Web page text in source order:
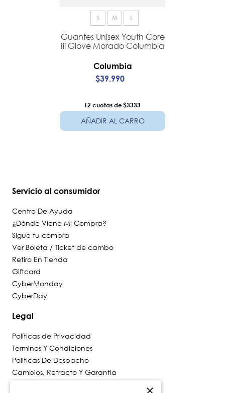
S M L
Guantes Unisex Youth Core
Iii Glove Morado Columbia
Columbia
$39.990
12 $3333
AÑADIR AL CARRO
Servicio al consumidor
Centro De Ayuda
¿Dónde Viene Mi Compra?
Sigue tu compra
Ver Boleta / Ticket de cambo
Retiro En Tienda
Giftcard
CyberMonday
CyberDay
Legal
Políticas de Privacidad
Terminos Y Condiciones
Políticas De Despacho
Cambios, Retracto Y Garantía